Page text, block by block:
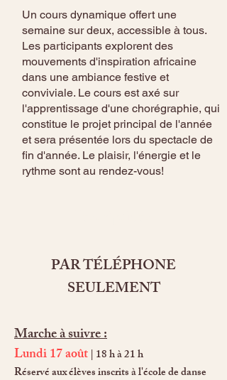
Un cours dynamique offert une
semaine sur deux, accessible à tous.
Les participants explorent des
mouvements d'inspiration africaine
dans une ambiance festive et
conviviale. Le cours est axé sur
l'apprentissage d'une chorégraphie, qui
constitue le projet principal de l'année
et sera présentée lors du spectacle de
fin d'année. Le plaisir, l'énergie et le
rythme sont au rendez-vous!
PAR TÉLÉPHONE
SEULEMENT
Marche à suivre :
Lundi 17 août| 18 h à 21 h
Réservé aux élèves inscrits à l'école de danse